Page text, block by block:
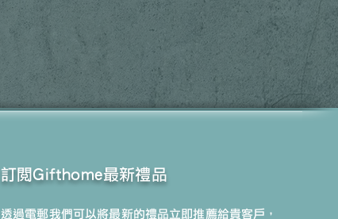
訂閱Gifthome最新禮品
透過電郵我們可以將最新的禮品立即推薦給貴客戶，